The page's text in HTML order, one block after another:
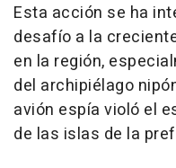
Esta acción se ha
desafío a la
en la región,
del archipiélago
avión espía violó el
de las islas de la